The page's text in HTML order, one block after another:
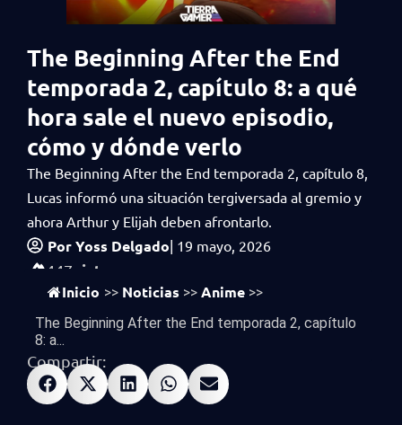
The Beginning After the End
temporada 2, capítulo 8: a qué
hora sale el nuevo episodio,
cómo y dónde verlo
The Beginning After the End temporada 2, capítulo 8,
Lucas informó una situación tergiversada al gremio y
ahora Arthur y Elijah deben afrontarlo.
PorYoss Delgado| 19 mayo, 2026
447 vistas
Inicio >> Noticias >> Anime >>
The Beginning After the End temporada 2, capítulo
8: a...
Compartir: